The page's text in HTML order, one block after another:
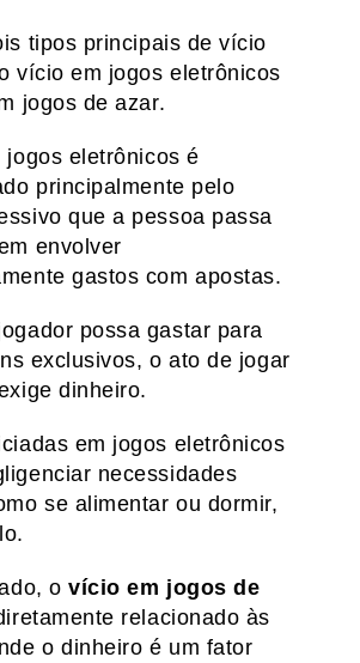
tipos principais de vício
vício em jogos eletrônicos
jogos de azar.
jogos eletrônicos é
principalmente pelo
que a pessoa passa
envolver
gastos com apostas.
possa gastar para
exclusivos, o ato de jogar
dinheiro.
em jogos eletrônicos
necessidades
se alimentar ou dormir,
ovício em jogos de
relacionado às
o dinheiro é um fator